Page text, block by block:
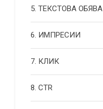
5. ТЕКСТОВА ОБЯВА
6. ИМПРЕСИИ
7. КЛИК
8. CTR